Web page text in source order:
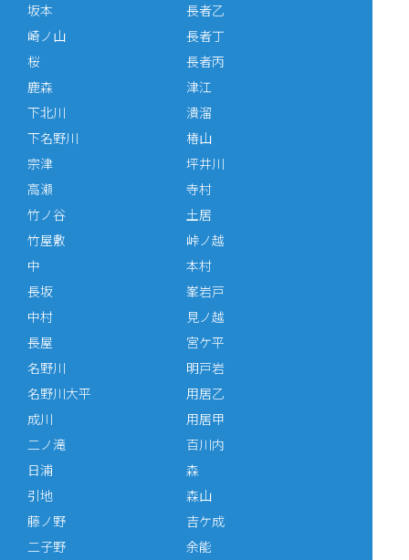
坂本
崎ノ山
桜
鹿森
下北川
下名野川
宗津
高瀬
竹ノ谷
竹屋敷
長者乙
長者丁
長者丙
津江
潰溜
椿山
坪井川
寺村
土居
峠ノ越
中
長坂
中村
長屋
名野川
名野川大平
成川
二ノ滝
日浦
引地
藤ノ野
二子野
本村
峯岩戸
見ノ越
宮ケ平
明戸岩
用居乙
用居甲
百川内
森
森山
吉ケ成
余能